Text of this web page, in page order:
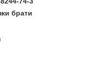
брати